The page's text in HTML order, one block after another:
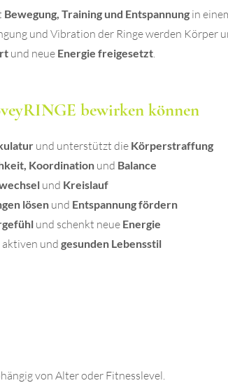
Bewegung, Training und Entspannung in
und Vibration der Ringe werden Körper
und neue Energie freigesetzt.
bewirken können
und unterstützt die Körperstraffung
Koordination und Balance
und Kreislauf
lösen und Entspannung fördern
und schenkt neue Energie
und gesunden Lebensstil
von Alter oder Fitnesslevel.